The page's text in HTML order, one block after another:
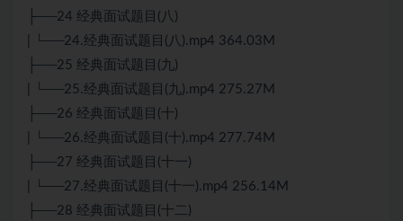
├──24 经典面试题目(八)
| └──24.经典面试题目(八).mp4 364.03M
├──25 经典面试题目(九)
| └──25.经典面试题目(九).mp4 275.27M
├──26 经典面试题目(十)
| └──26.经典面试题目(十).mp4 277.74M
├──27 经典面试题目(十一)
| └──27.经典面试题目(十一).mp4 256.14M
├──28 经典面试题目(十二)